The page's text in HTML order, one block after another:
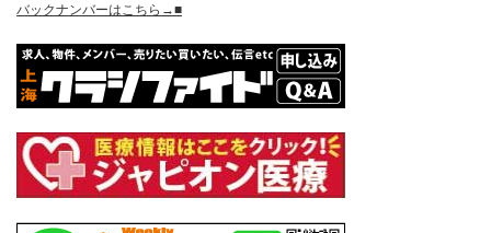
バックナンバーはこちら→■